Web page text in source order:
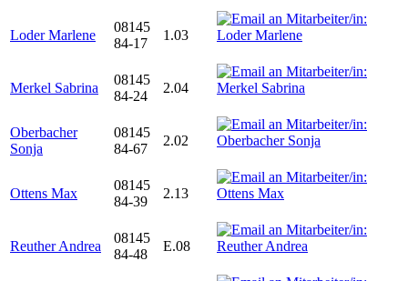
Loder Marlene
08145
84-17
1.03
Merkel Sabrina
08145
84-24
2.04
Oberbacher
Sonja
08145
84-67
2.02
Ottens Max
08145
84-39
2.13
Reuther Andrea
08145
84-48
E.08